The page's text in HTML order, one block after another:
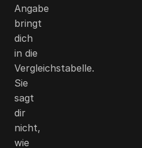
Angabe
bringt
dich
in die
Vergleichstabelle.
Sie
sagt
dir
nicht,
wie